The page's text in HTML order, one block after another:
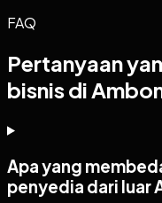
FAQ
Pertanyaan
bisnis di
Apa yang
penyedia dari luar